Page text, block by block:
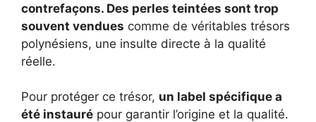
contrefaçons. Des perles teintées sont trop
souvent vendues comme de véritables trésors
polynésiens, une insulte directe à la qualité
réelle.
Pour protéger ce trésor, un label spécifique a
été instauré pour garantir l’origine et la qualité.